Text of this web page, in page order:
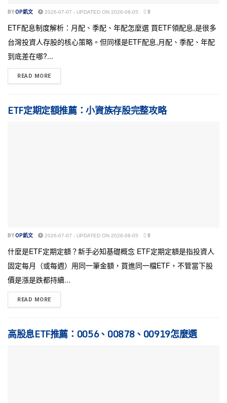
BYOP凱文 2026-07-07 - UPDATED ON 2026-08-05 0
ETF配息制度解析：月配、季配、年配怎麼選 買ETF領配息,是很多
台灣投資人存股的核心策略。但同樣是ETF配息,月配、季配、年配
到底差在哪?...
READ MORE
ETF定期定額推薦：小資族存股完整攻略
BYOP凱文 2026-07-07 - UPDATED ON 2026-08-05 0
什麼是ETF定期定額？新手必知基礎概念 ETF定期定額是指投資人
固定每月（或每週）用同一筆金額，買進同一檔ETF，不管當下股
價是漲是跌都持續...
READ MORE
高股息ETF推薦：0056、00878、00919怎麼選